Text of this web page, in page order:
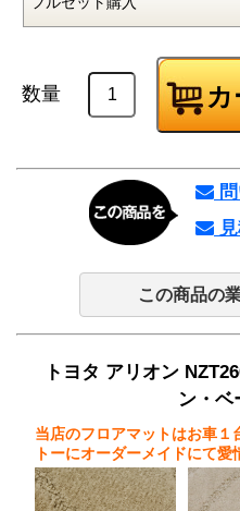
数量
この商品の
トヨタ アリオン
ン・ベ
当店のフロアマットはお車１
トーにオーダーメイドにて愛